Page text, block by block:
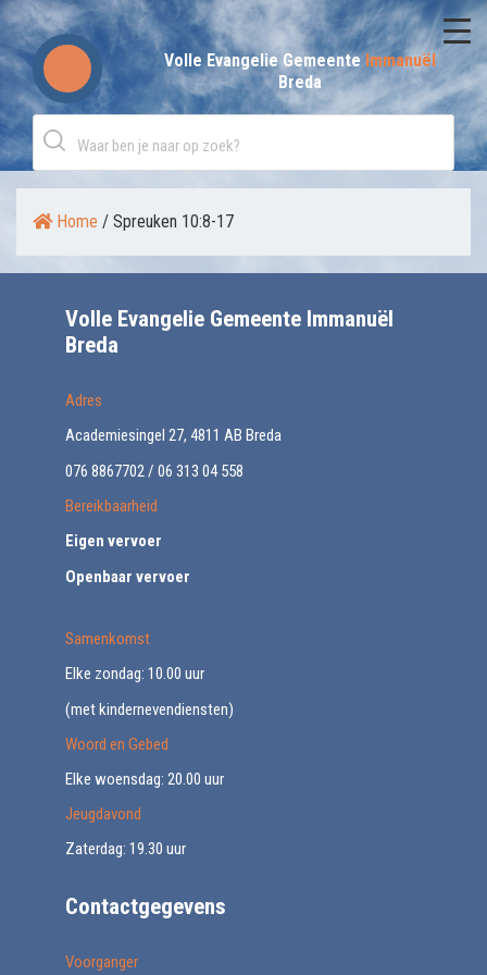
Skip
to
content
Volle Evangelie GemeenteImmanuël
Breda
Home / Spreuken 10:8-17
Volle Evangelie Gemeente Immanuël
Breda
Adres
Academiesingel 27, 4811 AB Breda
076 8867702 / 06 313 04 558
Bereikbaarheid
Eigen vervoer
Openbaar vervoer
Samenkomst
Elke zondag: 10.00 uur
(met kindernevendiensten)
Woord en Gebed
Elke woensdag: 20.00 uur
Jeugdavond
Zaterdag: 19.30 uur
Contactgegevens
Voorganger